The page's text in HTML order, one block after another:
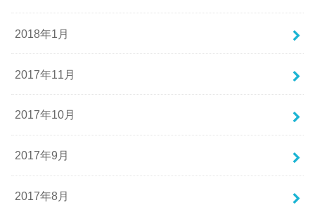
2018年1月
2017年11月
2017年10月
2017年9月
2017年8月